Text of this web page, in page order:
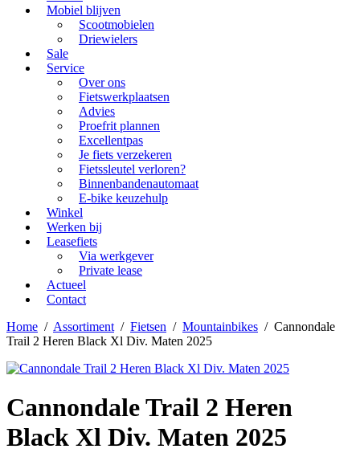
Mobiel blijven
Scootmobielen
Driewielers
Sale
Service
Over ons
Fietswerkplaatsen
Advies
Proefrit plannen
Excellentpas
Je fiets verzekeren
Fietssleutel verloren?
Binnenbandenautomaat
E-bike keuzehulp
Winkel
Werken bij
Leasefiets
Via werkgever
Private lease
Actueel
Contact
Home / Assortiment / Fietsen / Mountainbikes / Cannondale
Trail 2 Heren Black Xl Div. Maten 2025
Cannondale Trail 2 Heren
Black Xl Div. Maten 2025